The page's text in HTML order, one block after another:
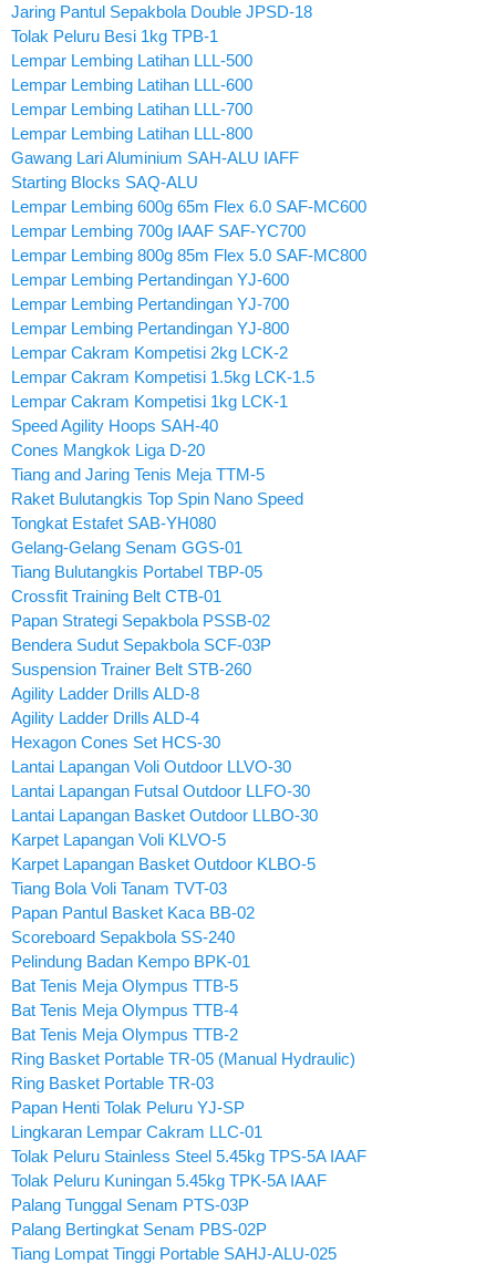
Jaring Pantul Sepakbola Double JPSD-18
Tolak Peluru Besi 1kg TPB-1
Lempar Lembing Latihan LLL-500
Lempar Lembing Latihan LLL-600
Lempar Lembing Latihan LLL-700
Lempar Lembing Latihan LLL-800
Gawang Lari Aluminium SAH-ALU IAFF
Starting Blocks SAQ-ALU
Lempar Lembing 600g 65m Flex 6.0 SAF-MC600
Lempar Lembing 700g IAAF SAF-YC700
Lempar Lembing 800g 85m Flex 5.0 SAF-MC800
Lempar Lembing Pertandingan YJ-600
Lempar Lembing Pertandingan YJ-700
Lempar Lembing Pertandingan YJ-800
Lempar Cakram Kompetisi 2kg LCK-2
Lempar Cakram Kompetisi 1.5kg LCK-1.5
Lempar Cakram Kompetisi 1kg LCK-1
Speed Agility Hoops SAH-40
Cones Mangkok Liga D-20
Tiang and Jaring Tenis Meja TTM-5
Raket Bulutangkis Top Spin Nano Speed
Tongkat Estafet SAB-YH080
Gelang-Gelang Senam GGS-01
Tiang Bulutangkis Portabel TBP-05
Crossfit Training Belt CTB-01
Papan Strategi Sepakbola PSSB-02
Bendera Sudut Sepakbola SCF-03P
Suspension Trainer Belt STB-260
Agility Ladder Drills ALD-8
Agility Ladder Drills ALD-4
Hexagon Cones Set HCS-30
Lantai Lapangan Voli Outdoor LLVO-30
Lantai Lapangan Futsal Outdoor LLFO-30
Lantai Lapangan Basket Outdoor LLBO-30
Karpet Lapangan Voli KLVO-5
Karpet Lapangan Basket Outdoor KLBO-5
Tiang Bola Voli Tanam TVT-03
Papan Pantul Basket Kaca BB-02
Scoreboard Sepakbola SS-240
Pelindung Badan Kempo BPK-01
Bat Tenis Meja Olympus TTB-5
Bat Tenis Meja Olympus TTB-4
Bat Tenis Meja Olympus TTB-2
Ring Basket Portable TR-05 (Manual Hydraulic)
Ring Basket Portable TR-03
Papan Henti Tolak Peluru YJ-SP
Lingkaran Lempar Cakram LLC-01
Tolak Peluru Stainless Steel 5.45kg TPS-5A IAAF
Tolak Peluru Kuningan 5.45kg TPK-5A IAAF
Palang Tunggal Senam PTS-03P
Palang Bertingkat Senam PBS-02P
Tiang Lompat Tinggi Portable SAHJ-ALU-025